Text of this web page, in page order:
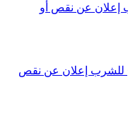
إعلان عن نقص أو
للشرب إعلان عن نقص